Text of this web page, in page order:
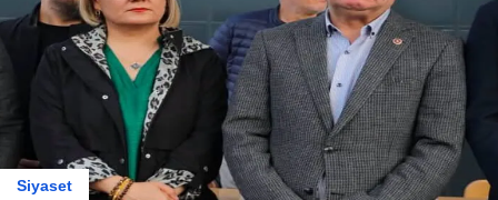
Siyaset